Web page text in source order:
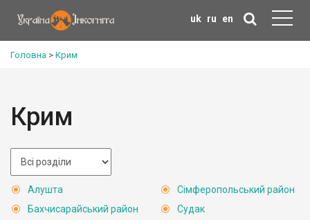
uk ru en
Головна > Крим
Крим
Алушта
Бахчисарайський район
Сімферопольський район
Судак